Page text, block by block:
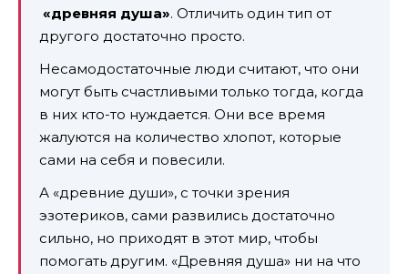
«древняя душа». Отличить один тип от
другого достаточно просто.
Несамодостаточные люди считают, что они
могут быть счастливыми только тогда, когда
в них кто-то нуждается. Они все время
жалуются на количество хлопот, которые
сами на себя и повесили.
А «древние души», с точки зрения
эзотериков, сами развились достаточно
сильно, но приходят в этот мир, чтобы
помогать другим. «Древняя душа» ни на что